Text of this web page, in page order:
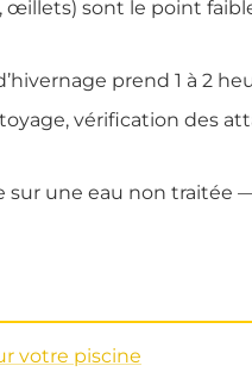
œillets) sont le point
prend 1 à 2
vérification des
sur une eau non traitée
votre piscine